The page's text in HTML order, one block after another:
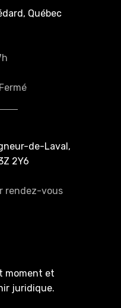
Québec
de-Laval,
2Y6
rendez-vous
moment et
juridique.